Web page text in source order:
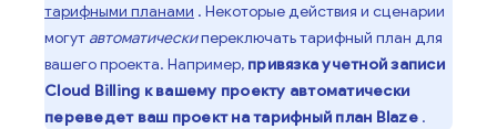
тарифными планами . Некоторые действия и сценарии
могут автоматическипереключать тарифный план для
вашего проекта. Например, привязка учетной записи
Cloud Billing к вашему проекту автоматически
переведет ваш проект на тарифный план Blaze.